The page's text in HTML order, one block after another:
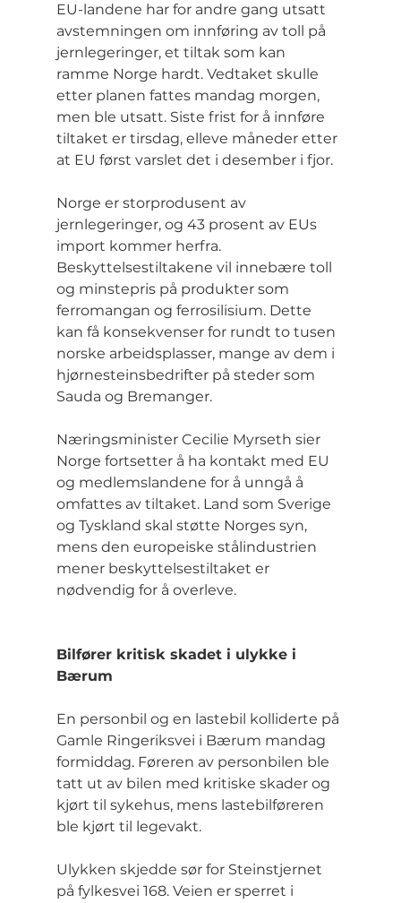
EU-landene har for andre gang utsatt
avstemningen om innføring av toll på
jernlegeringer, et tiltak som kan
ramme Norge hardt. Vedtaket skulle
etter planen fattes mandag morgen,
men ble utsatt. Siste frist for å innføre
tiltaket er tirsdag, elleve måneder etter
at EU først varslet det i desember i fjor.
Norge er storprodusent av
jernlegeringer, og 43 prosent av EUs
import kommer herfra.
Beskyttelsestiltakene vil innebære toll
og minstepris på produkter som
ferromangan og ferrosilisium. Dette
kan få konsekvenser for rundt to tusen
norske arbeidsplasser, mange av dem i
hjørnesteinsbedrifter på steder som
Sauda og Bremanger.
Næringsminister Cecilie Myrseth sier
Norge fortsetter å ha kontakt med EU
og medlemslandene for å unngå å
omfattes av tiltaket. Land som Sverige
og Tyskland skal støtte Norges syn,
mens den europeiske stålindustrien
mener beskyttelsestiltaket er
nødvendig for å overleve.
Bilfører kritisk skadet i ulykke i
Bærum
En personbil og en lastebil kolliderte på
Gamle Ringeriksvei i Bærum mandag
formiddag. Føreren av personbilen ble
tatt ut av bilen med kritiske skader og
kjørt til sykehus, mens lastebilføreren
ble kjørt til legevakt.
Ulykken skjedde sør for Steinstjernet
på fylkesvei 168. Veien er sperret i